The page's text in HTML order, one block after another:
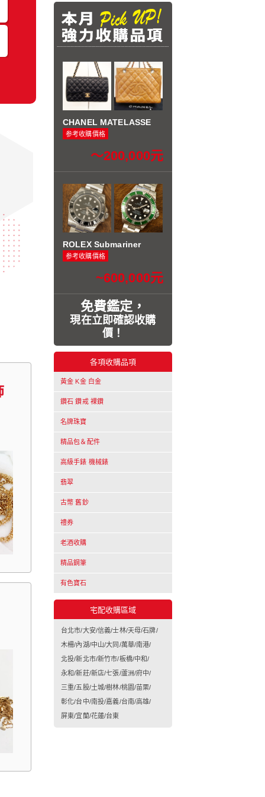
返回區域選擇
CHANEL MATELASSE
参考收購價格
～200,000元
ROLEX Submariner
参考收購價格
~600,000元
免費鑑定，
現在立即確認收購
價！
各項收購品項
黃金 K金 白金
鑽石 鑽戒 裸鑽
名牌珠寶
精品包＆配件
高級手錶 機械錶
翡翠
古幣 舊鈔
禮券
老酒收購
精品鋼筆
有色寶石
宅配收購區域
台北市/大安/信義/士林/天母/石牌/
木柵/內湖/中山/大同/萬華/南港/
北投/新北市/新竹市/板橋/中和/
永和/新莊/新店/七張/蘆洲/府中/
三重/五股/土城/樹林/桃園/苗栗/
彰化/台中/南投/嘉義/台南/高雄/
屏東/宜蘭/花蓮/台東